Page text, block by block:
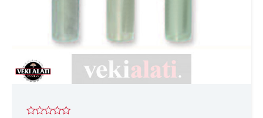
stranici
proizvoda.